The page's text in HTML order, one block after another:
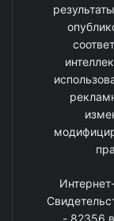
- 82356